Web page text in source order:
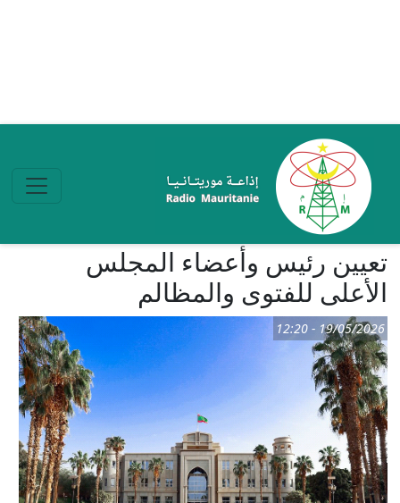
تعيين رئيس وأعضاء المجلس
الأعلى للفتوى والمظالم
19/05/2026 - 12:20